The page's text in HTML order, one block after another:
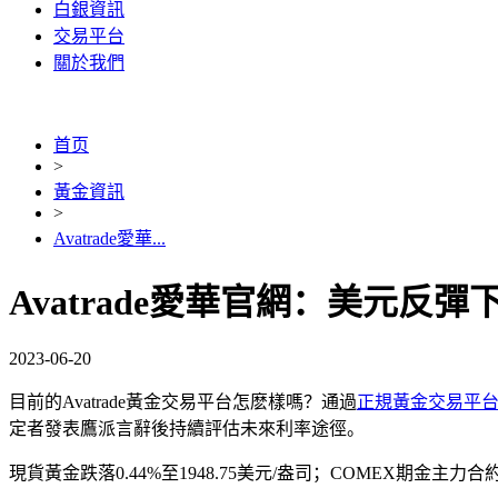
白銀資訊
交易平台
關於我們
首页
>
黃金資訊
>
Avatrade愛華...
Avatrade愛華官網：美元反彈
2023-06-20
目前的Avatrade黃金交易平台怎麽樣嗎？通過正規黃金交易平台
定者發表鷹派言辭後持續評估未來利率途徑。
現貨黃金跌落0.44%至1948.75美元/盎司；COMEX期金主力合